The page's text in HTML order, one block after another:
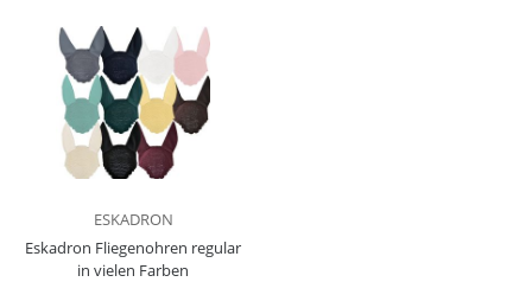
ESKADRON
Eskadron Fliegenohren regular
in vielen Farben